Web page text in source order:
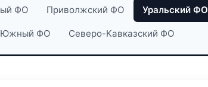
ФО Приволжский ФО Уральский ФО
Южный ФО Северо-Кавказский ФО